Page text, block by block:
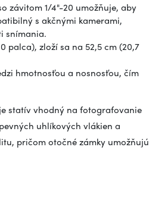
závitom 1/4"-20 umožňuje, aby
s akčnými kamerami,
snímania.
palca), zloží sa na 52,5 cm (20,7
hmotnosťou a nosnosťou, čím
statív vhodný na fotografovanie
uhlíkových vlákien a
pričom otočné zámky umožňujú